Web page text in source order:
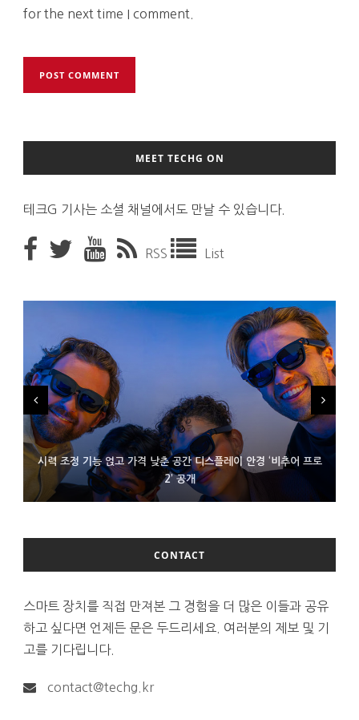
for the next time I comment.
MEET TECHG ON
테크G 기사는 소셜 채널에서도 만날 수 있습니다.
RSS List
시력 조정 기능 얹고 가격 낮춘 공간 디스플레이 안경 ‘비추어 프로
2’ 공개
D램 부족에 10억달러어치 아이폰18 프로세서 패키징 대기 중
300~400달러 반지형 스피커 준비하는 오픈AI
CONTACT
스마트 장치를 직접 만져본 그 경험을 더 많은 이들과 공유
하고 싶다면 언제든 문은 두드리세요. 여러분의 제보 및 기
고를 기다립니다.
contact@techg.kr